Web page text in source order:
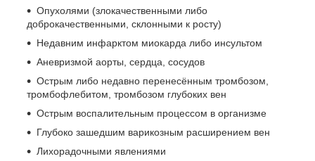
Опухолями (злокачественными либо
доброкачественными, склонными к росту)
Недавним инфарктом миокарда либо инсультом
Аневризмой аорты, сердца, сосудов
Острым либо недавно перенесённым тромбозом,
тромбофлебитом, тромбозом глубоких вен
Острым воспалительным процессом в организме
Глубоко зашедшим варикозным расширением вен
Лихорадочными явлениями